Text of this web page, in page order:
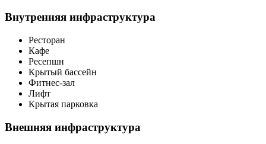
Внутренняя инфраструктура
Ресторан
Кафе
Ресепшн
Крытый бассейн
Фитнес-зал
Лифт
Крытая парковка
Внешняя инфраструктура